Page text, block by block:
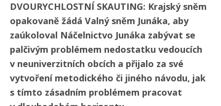
DVOURYCHLOSTNÍ SKAUTING: Krajský sněm
opakovaně žádá Valný sněm Junáka, aby
zaúkoloval Náčelnictvo Junáka zabývat se
palčivým problémem nedostatku vedoucích
v neuniverzitních obcích a přijalo za své
vytvoření metodického či jiného návodu, jak
s tímto zásadním problémem pracovat